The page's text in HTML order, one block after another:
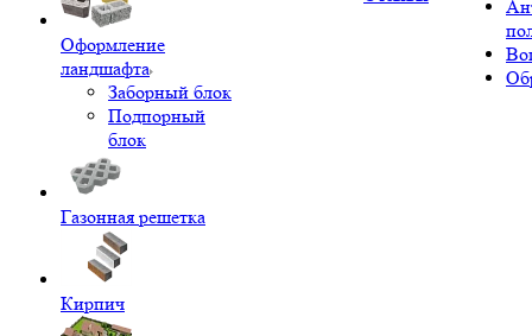
Оформление
ландшафта
Заборный блок
Подпорный
блок
Газонная решетка
Кирпич